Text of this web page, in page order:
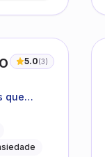
5.0(3)
que
dia a